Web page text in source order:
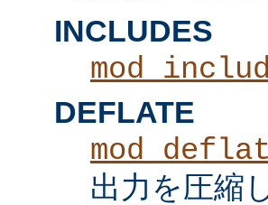
INCLUDES
DEFLATE
出力を圧縮